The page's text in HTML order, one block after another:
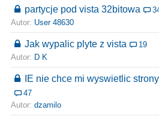
partycje pod vista 32bitowa
Autor: User 48630
Jak wypalic plyte z vista
19
Autor: D K
IE nie chce mi wyswietlic
47
Autor: dzamilo